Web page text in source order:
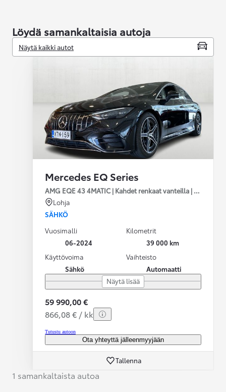
Löydä samankaltaisia autoja
Näytä kaikki autot
Mercedes EQ Series
AMG EQE 43 4MATIC | Kahdet renkaat vanteilla |
Lohja
SÄHKÖ
Vuosimalli
06-2024
Kilometrit
39 000 km
Käyttövoima
Sähkö
Vaihteisto
Automaatti
Näytä lisää
59 990,00 €
866,08 € / kk
Tutustu autoon
Ota yhteyttä jälleenmyyjään
Tallenna
1 samankaltaista autoa